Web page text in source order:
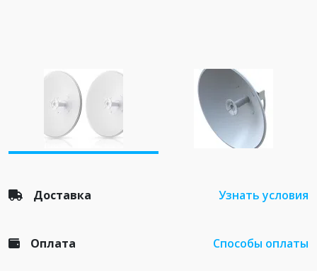
Доставка Узнать условия
Оплата Способы оплаты